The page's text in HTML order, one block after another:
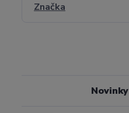
Značka
Novinky